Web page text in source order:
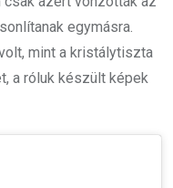
egymásra.
mint a kristálytiszta
a róluk készült képek